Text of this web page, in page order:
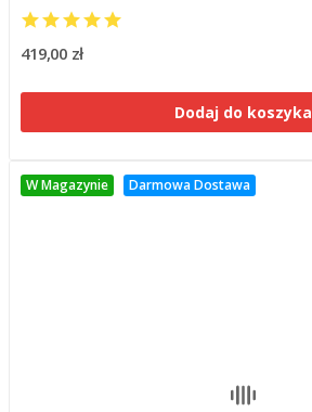
419,00 zł
Dodaj do koszyka
W Magazynie Darmowa Dostawa